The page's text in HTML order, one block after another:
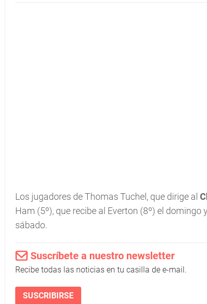
Los jugadores de Thomas Tuchel, que dirige al
Ham (5º), que recibe al Everton (8º) el domingo
sábado.
Suscríbete a nuestro newsletter
Recibe todas las noticias en tu casilla de e-mail.
SUSCRIBIRSE